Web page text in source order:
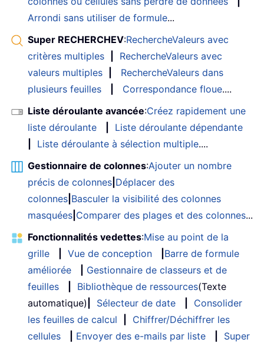
Arrondi sans utiliser de formule...
Super RECHERCHEV:RechercheValeurs avec
critères multiples
RechercheValeurs avec
valeurs multiples
RechercheValeurs dans
plusieurs feuilles
Correspondance floue....
Liste déroulante avancée:Créez rapidement une
liste déroulante
Liste déroulante dépendante
Liste déroulante à sélection multiple....
Gestionnaire de colonnes:Ajouter un nombre
précis de colonnes Déplacer des
colonnes Basculer la visibilité des colonnes
masquées Comparer des plages et des colonnes...
Fonctionnalités vedettes:Mise au point de la
grille
Vue de conception
Barre de formule
améliorée
Gestionnaire de classeurs et de
feuilles
Bibliothèque de ressources(Texte
automatique)
Sélecteur de date
Consolider
les feuilles de calcul
Chiffrer/Déchiffrer les
cellules
Envoyer des e-mails par liste
Super